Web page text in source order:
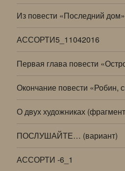
Из повести «Последний дом»
АССОРТИ5_11042016
Первая глава повести
Окончание повести «Робин,
О двух художниках
ПОСЛУШАЙТЕ… (вариант)
АССОРТИ -6_1